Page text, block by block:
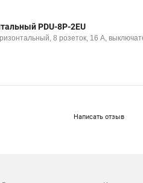
PDU-8P-2EU
8 розеток, 16 A,
Написать отзыв